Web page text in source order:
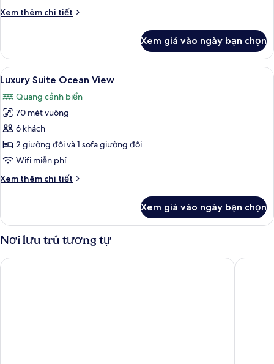
Xem thêm chi tiết
Chi
Family
Suite
Ocean
Xem giá vào ngày bạn chọn
Xem
tất
cả
ảnh
Luxury
Suite
Ocean
Bộ đồ giường kháng dị ứng, chăn
8
Luxury Suite Ocean View
Quang cảnh biển
70 mét vuông
6 khách
2 giường đôi và 1 sofa giường đôi
Wifi miễn phí
Xem thêm chi tiết
Chi
Luxury
Ocean
Xem giá vào ngày bạn chọn
Nơi lưu trú tương tự
Viaggio Resort Mazatlán Hotel